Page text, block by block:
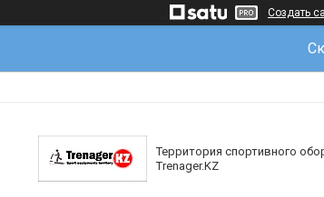
Создать
Территория спортивного
Trenager.KZ